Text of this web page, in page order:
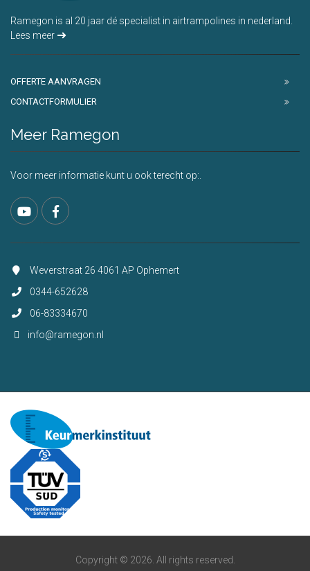
Ramegon is al 20 jaar dé specialist in airtrampolines in nederland.
Lees meer
OFFERTE AANVRAGEN
CONTACTFORMULIER
Meer Ramegon
Voor meer informatie kunt u ook terecht op:.
Weverstraat 26 4061 AP Ophemert
0344-652628
06-83334670
info@ramegon.nl
Copyright © 2026. All rights reserved.